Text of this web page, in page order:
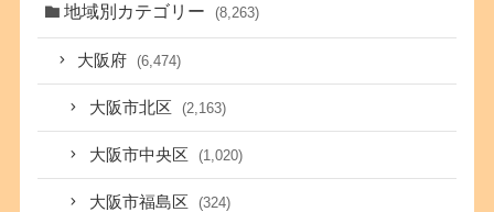
地域別カテゴリー (8,263)
大阪府 (6,474)
大阪市北区 (2,163)
大阪市中央区 (1,020)
大阪市福島区 (324)